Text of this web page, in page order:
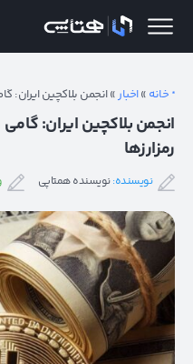
همتاپی
خانه »اخبار»انجمن بلاکچین ایران:
انجمن بلاکچین ایران:
رمزارزها
نویسنده:نویسنده همتاپی